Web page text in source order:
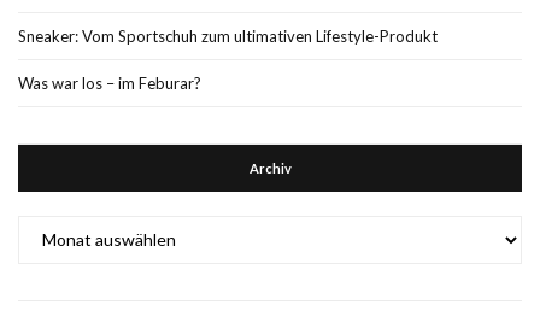
Sneaker: Vom Sportschuh zum ultimativen Lifestyle-Produkt
Was war los – im Feburar?
Archiv